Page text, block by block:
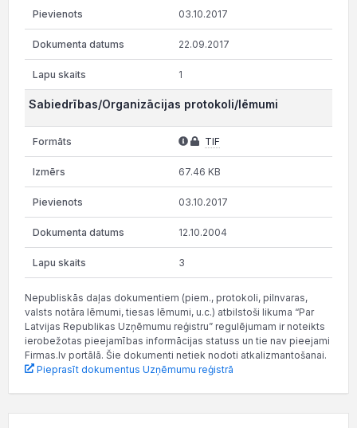
03.10.2017
22.09.2017
1
Sabiedrības/Organizācijas protokoli/lēmumi
TIF
67.46 KB
03.10.2017
12.10.2004
3
Nepubliskās daļas dokumentiem (piem., protokoli, pilnvaras,
valsts notāra lēmumi, tiesas lēmumi, u.c.) atbilstoši likuma “Par
Latvijas Republikas Uzņēmumu reģistru” regulējumam ir noteikts
ierobežotas pieejamības informācijas statuss un tie nav pieejami
Firmas.lv portālā. Šie dokumenti netiek nodoti atkalizmantošanai.
Pieprasīt dokumentus Uzņēmumu reģistrā